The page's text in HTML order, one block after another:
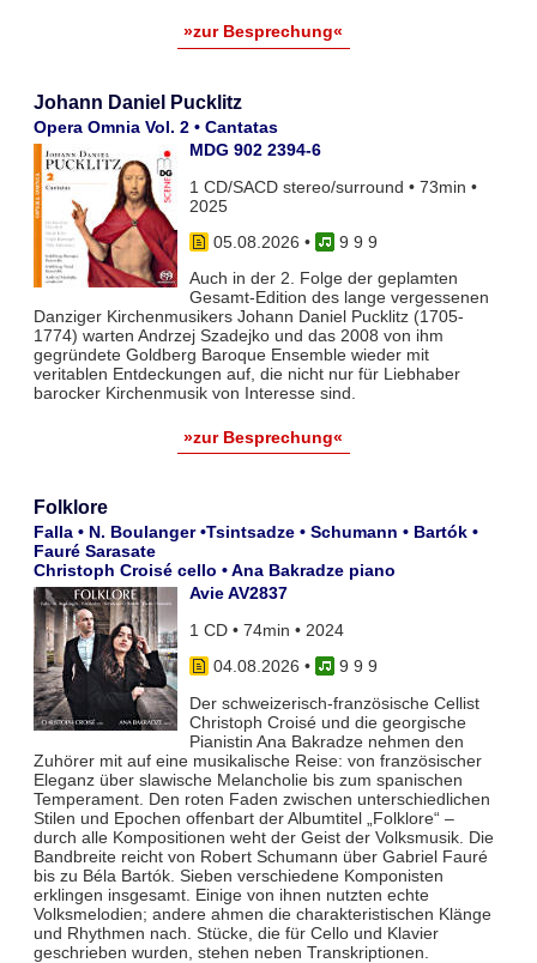
»zur Besprechung«
Johann Daniel Pucklitz
Opera Omnia Vol. 2 • Cantatas
MDG 902 2394-6
1 CD/SACD stereo/surround • 73min •
2025
05.08.2026 •
9 9 9
Auch in der 2. Folge der geplamten
Gesamt-Edition des lange vergessenen
Danziger Kirchenmusikers Johann Daniel Pucklitz (1705-
1774) warten Andrzej Szadejko und das 2008 von ihm
gegründete Goldberg Baroque Ensemble wieder mit
veritablen Entdeckungen auf, die nicht nur für Liebhaber
barocker Kirchenmusik von Interesse sind.
»zur Besprechung«
Folklore
Falla • N. Boulanger •Tsintsadze • Schumann • Bartók •
Fauré Sarasate
Christoph Croisé cello • Ana Bakradze piano
Avie AV2837
1 CD • 74min • 2024
04.08.2026 •
9 9 9
Der schweizerisch-französische Cellist
Christoph Croisé und die georgische
Pianistin Ana Bakradze nehmen den
Zuhörer mit auf eine musikalische Reise: von französischer
Eleganz über slawische Melancholie bis zum spanischen
Temperament. Den roten Faden zwischen unterschiedlichen
Stilen und Epochen offenbart der Albumtitel „Folklore“ –
durch alle Kompositionen weht der Geist der Volksmusik. Die
Bandbreite reicht von Robert Schumann über Gabriel Fauré
bis zu Béla Bartók. Sieben verschiedene Komponisten
erklingen insgesamt. Einige von ihnen nutzten echte
Volksmelodien; andere ahmen die charakteristischen Klänge
und Rhythmen nach. Stücke, die für Cello und Klavier
geschrieben wurden, stehen neben Transkriptionen.